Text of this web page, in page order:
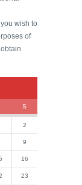
wish to
of
S
2
9
16
23